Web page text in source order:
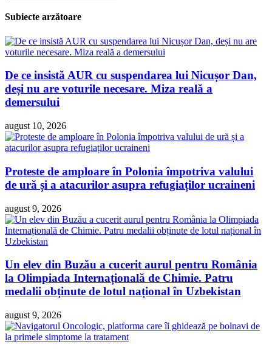
Subiecte arzătoare
De ce insistă AUR cu suspendarea lui Nicușor Dan,
deși nu are voturile necesare. Miza reală a
demersului
august 10, 2026
Proteste de amploare în Polonia împotriva valului
de ură și a atacurilor asupra refugiaților ucraineni
august 9, 2026
Un elev din Buzău a cucerit aurul pentru România
la Olimpiada Internațională de Chimie. Patru
medalii obținute de lotul național în Uzbekistan
august 9, 2026